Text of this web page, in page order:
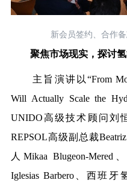
新会员签约、合作
聚焦市场现实，探讨氢
主旨演讲以“From
Will Actually Scale the
UNIDO高级技术顾问刘
REPSOL高级副总裁
人Mikaa Blugeon-
Iglesias Barbero、西班牙